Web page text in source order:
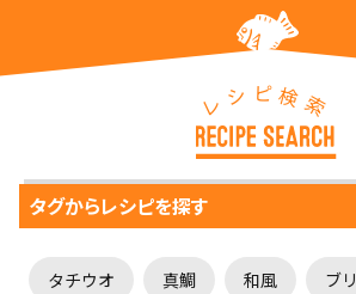
レシ ピ検索
タグからレシピを探す
タチウオ 真鯛 和風 ブリ